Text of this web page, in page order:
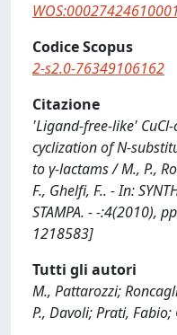
Codice Scopus
2-s2.0-76349106162
Citazione
'Ligand-free-like'
cyclization of N-
to γ-lactams / M., P.,
F., Ghelfi, F.. - In:
STAMPA. - -:4(2010),
1218583]
Tutti gli autori
M., Pattarozzi;
P., Davoli; Prati,